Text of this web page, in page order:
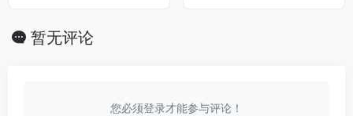
户提供及时权威的科技
暂无评论
您必须登录才能参与评论！